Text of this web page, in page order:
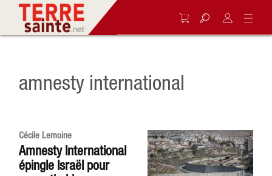
amnesty international
Cécile Lemoine
Amnesty International
épingle Israël pour